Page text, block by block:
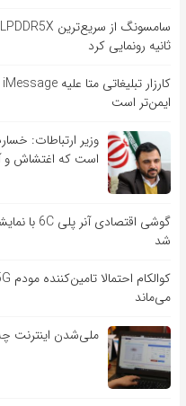
ثانیه رونمایی کرد
ایمن‌تر است
وزیر ارتباطات:
است که اغتشاش و
شد
می‌ماند
ملی‌شدن اینترنت